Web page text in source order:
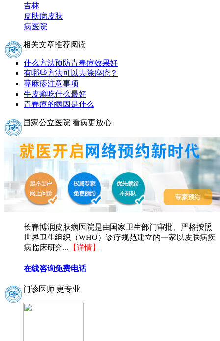
吉林
皮肤病皮肤
病医院
相关文章推荐阅读
什么方法预防青春痘效果好
有哪些方法可以去除痤疮？
荨麻疹注意事项
牛皮癣吃什么最好
青春痘的病因是什么
国家公立医院 看病更放心
长春博润皮肤病医院是由国家卫生部门审批、严格按照
世界卫生组织（WHO）诊疗规范建立的一家以皮肤病疾
病临床研究... 【详情】
在线咨询免费电话
门诊医师 更专业